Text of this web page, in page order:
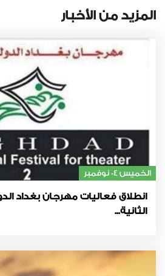
المزيد من الأخبار
الخميس 04 نوفمبر
انطلاق فعاليات مهرجان بغداد
الثانية...